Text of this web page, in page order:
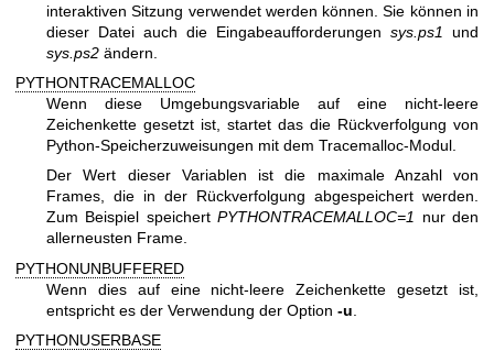
interaktiven Sitzung verwendet werden können. Sie können in
dieser Datei auch die Eingabeaufforderungen sys.ps1
und
sys.ps2 ändern.
PYTHONTRACEMALLOC
Wenn diese Umgebungsvariable auf eine nicht-leere
Zeichenkette gesetzt ist, startet das die Rückverfolgung von
Python-Speicherzuweisungen mit dem Tracemalloc-Modul.
Der Wert dieser Variablen ist die maximale Anzahl von
Frames, die in der Rückverfolgung abgespeichert werden.
Zum Beispiel speichertPYTHONTRACEMALLOC=1 nur den
allerneusten Frame.
PYTHONUNBUFFERED
Wenn dies auf eine nicht-leere Zeichenkette gesetzt ist,
entspricht es der Verwendung der Option -u
PYTHONUSERBASE